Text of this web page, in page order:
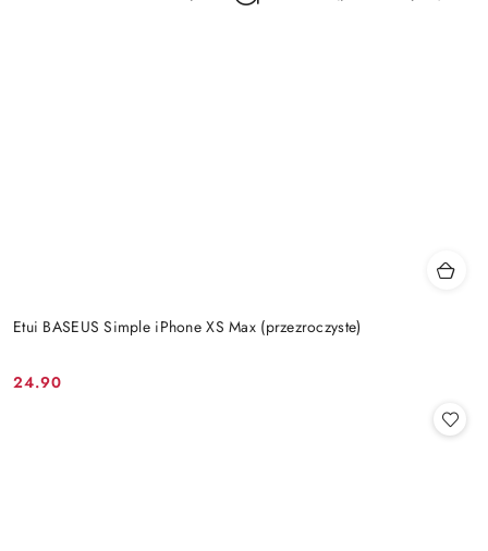
Etui BASEUS Simple iPhone XS Max (przezroczyste)
Cena:
24.90